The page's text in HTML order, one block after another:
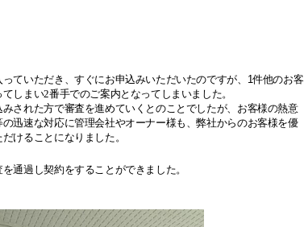
ていただき、すぐにお申込みいただいたのですが、1件他のお客
てしまい2番手でのご案内となってしまいました。
みされた方で審査を進めていくとのことでしたが、お客様の熱意
迅速な対応に管理会社やオーナー様も
、弊社からのお客様を優
けることになりました。
通過し契約をすることができました。